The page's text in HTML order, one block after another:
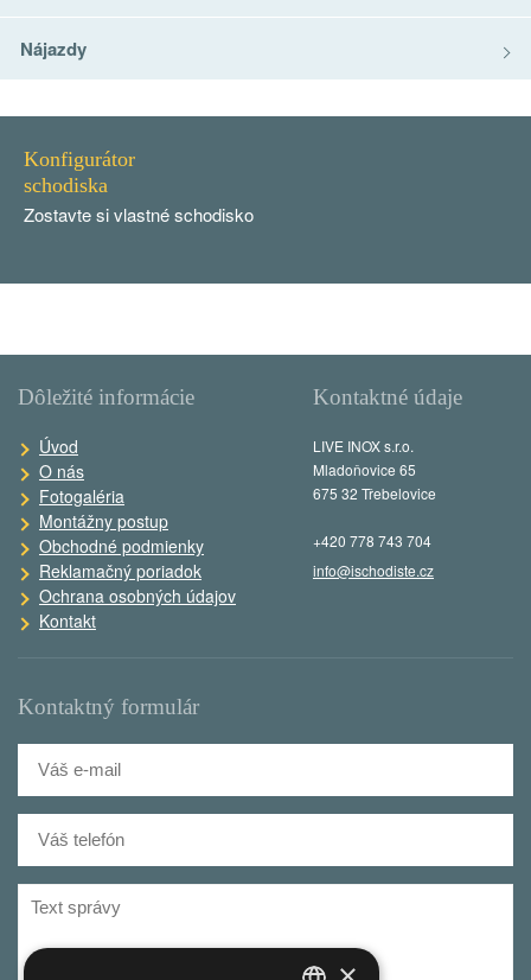
Nájazdy
Konfigurátor
schodiska
Zostavte si vlastné schodisko
Dôležité informácie
Úvod
O nás
Fotogaléria
Montážny postup
Obchodné podmienky
Reklamačný poriadok
Ochrana osobných údajov
Kontakt
Kontaktný formulár
Kontaktné údaje
LIVE INOX s.r.o.
Mladoňovice 65
675 32 Třebelovice
+420 778 743 704
info@ischodiste.cz